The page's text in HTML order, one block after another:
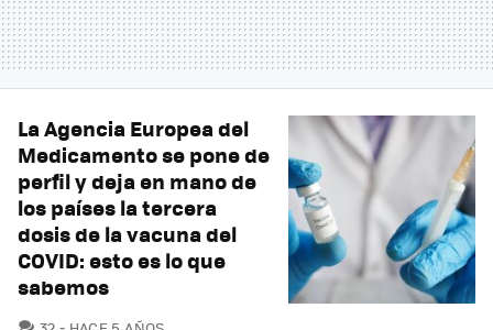
La Agencia Europea del
Medicamento se pone de
perfil y deja en mano de
los países la tercera
dosis de la vacuna del
COVID: esto es lo que
sabemos
COMENTARIOS